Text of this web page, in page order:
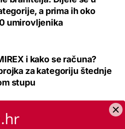
a prima ih oko
umirovljenika
i kako se računa?
za kategoriju štednje
stupu
promjena u drugom